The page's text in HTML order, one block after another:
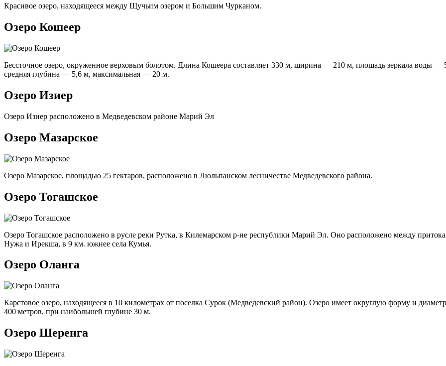
Красивое озеро, находящееся между Щучьим озером и Большим Чурканом.
Озеро Кошеер
Бессточное озеро, окруженное верховым болотом. Длина Кошеера составляет 330 м, ширина — 210 м, площадь зеркала воды —
средняя глубина — 5,6 м, максимальная — 20 м.
Озеро Изиер
Озеро Изиер расположено в Медведевском районе Марий Эл
Озеро Мазарское
Озеро Мазарское, площадью 25 гектаров, расположено в Люльпанском лесничестве Медведевского района.
Озеро Тогашское
Озеро Тогашское расположено в русле реки Рутка, в Килемарском р-не республики Марий Эл. Оно расположено между
Нужа и Ирекша, в 9 км. южнее села Кумья.
Озеро Оланга
Карстовое озеро, находящееся в 10 километрах от поселка Сурок (Медведевский район). Озеро имеет округлую форму и
400 метров, при наибольшей глубине 30 м.
Озеро Шеренга